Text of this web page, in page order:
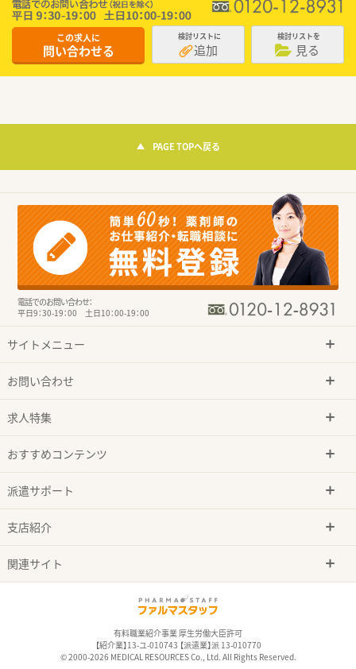
この求人に
問い合わせる
検討リストに
追加
検討リストを
見る
PAGE TOPへ戻る
電話でのお問い合わせ：
平日9：30-19：00 土日10：00-19：00
サイトメニュー
お問い合わせ
求人特集
おすすめコンテンツ
派遣サポート
支店紹介
関連サイト
有料職業紹介事業 厚生労働大臣許可
【紹介業】13-ユ-010743 【派遣業】派 13-010770
© 2000-2026 MEDICAL RESOURCES Co., Ltd. All Rights Reserved.